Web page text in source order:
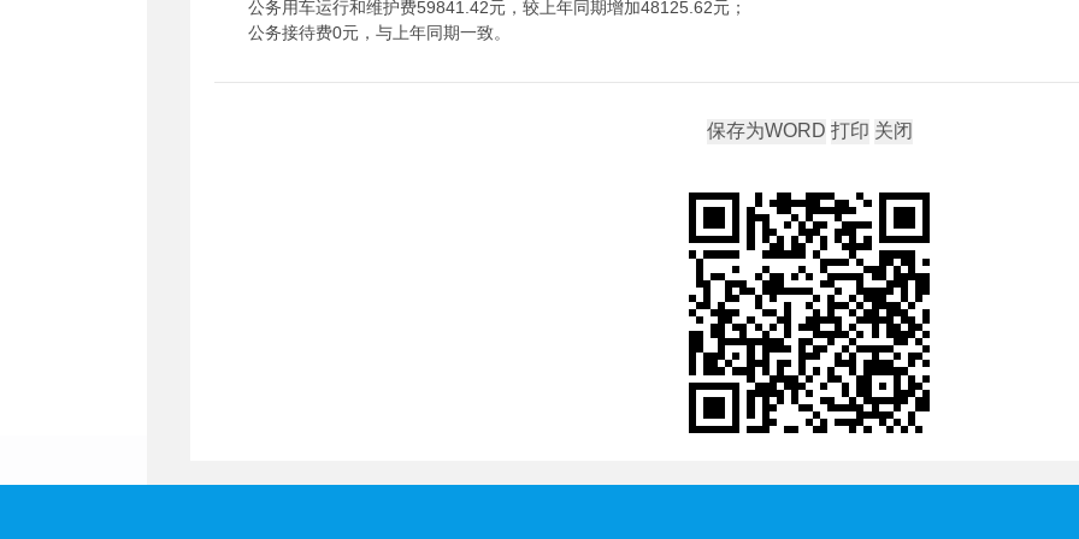
公务用车运行和维护费59841.42元，较上年同期增加48125.62元；
公务接待费0元，与上年同期一致。